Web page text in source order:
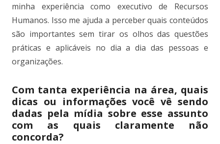
minha experiência como executivo de Recursos
Humanos. Isso me ajuda a perceber quais conteúdos
são importantes sem tirar os olhos das questões
práticas e aplicáveis no dia a dia das pessoas e
organizações.
Com tanta experiência na área, quais
dicas ou informações você vê sendo
dadas pela mídia sobre esse assunto
com as quais claramente não
concorda?